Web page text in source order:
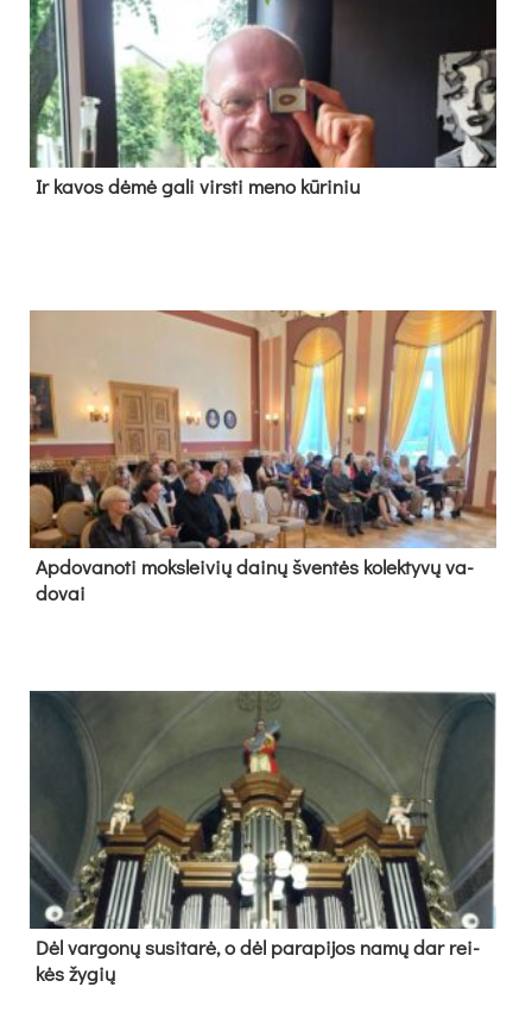
Ir ka­vos dė­mė ga­li virs­ti me­no kū­ri­niu
Ap­do­va­no­ti moks­lei­vių dai­nų šven­tės ko­lek­ty­vų va­
do­vai
Dėl var­go­nų su­si­ta­rė, o dėl pa­ra­pi­jos na­mų dar rei­
kės žy­gių